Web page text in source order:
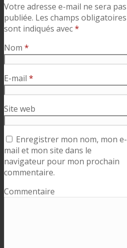
Votre adresse e-mail ne sera pas
publiée. Les champs obligatoires
sont indiqués avec*
Nom *
E-mail *
Site web
Enregistrer mon nom, mon e-
mail et mon site dans le
navigateur pour mon prochain
commentaire.
Commentaire